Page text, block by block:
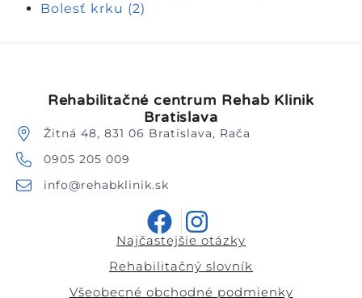
Bolesť krku (2)
Rehabilitačné centrum Rehab Klinik
Bratislava
Žitná 48, 831 06 Bratislava, Rača
0905 205 009
info@rehabklinik.sk
Najčastejšie otázky
Rehabilitačný slovník
Všeobecné obchodné podmienky